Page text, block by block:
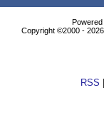
Copyright ©2000 -
RSS